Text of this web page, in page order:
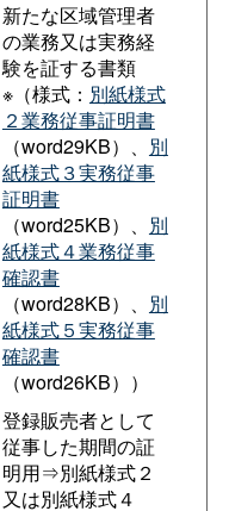
新たな区域管理者
の業務又は実務経
験を証する書類
※（様式： 別紙様式
２業務従事証明書
（word29KB）、 別
紙様式３実務従事
証明書
（word25KB）、 別
紙様式４業務従事
確認書
（word28KB）、 別
紙様式５実務従事
確認書
（word26KB））
登録販売者として
従事した期間の証
明用⇒別紙様式２
又は別紙様式４